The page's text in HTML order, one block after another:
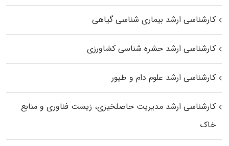
کارشناسی ارشد بیماری‌ شناسی گیاهی
کارشناسی ارشد حشره‌ شناسی کشاورزی
کارشناسی ارشد علوم دام و طیور
کارشناسی ارشد مدیریت حاصلخیزی، زیست فناوری و منابع
خاک